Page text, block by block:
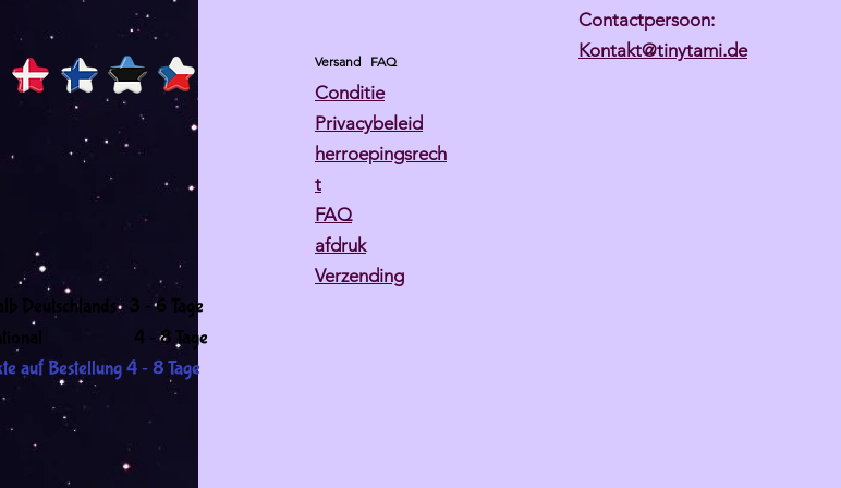
Deutschlands 3 -6 Tage
4 - 8 Tage
Versand FAQ
Conditie
Privacybeleid
herroepingsrech
t
FAQ
afdruk
Verzending
auf Bestellung 4 - 8 Tage
Contactpersoon:
Kontakt@tinytami.de